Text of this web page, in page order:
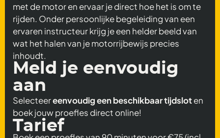
met de motor en ervaar je direct hoe het is om te
rijden. Onder persoonlijke begeleiding van een
ervaren instructeur krijg je een helder beeld van
wat het halen van je motorrijbewijs precies
inhoudt.
Meld je eenvoudig
aan
Selecteereenvoudig een beschikbaar tijdsloten
boek jouw proefles direct online!
Tarief